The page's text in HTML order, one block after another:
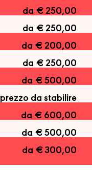
da € 250,00
da € 250,00
da € 200,00
da € 250,00
da € 500,00
prezzo da stabilire
da € 600,00
da € 500,00
da € 300,00